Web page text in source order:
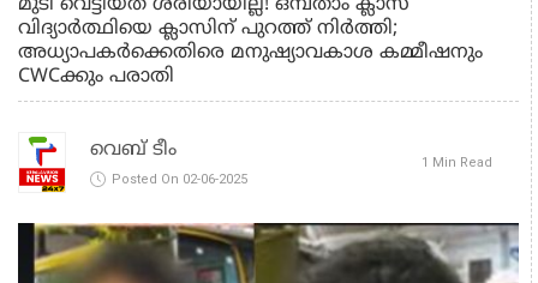
വിദ്യാർത്ഥിയെ ക്ലാസിന് പുറത്ത് നിർത്തി;
അധ്യാപകർക്കെതിരെ മനുഷ്യാവകാശ കമ്മീഷനും
CWCക്കും പരാതി
വെബ് ടീം
Posted On 02-06-2025
1 Min Read